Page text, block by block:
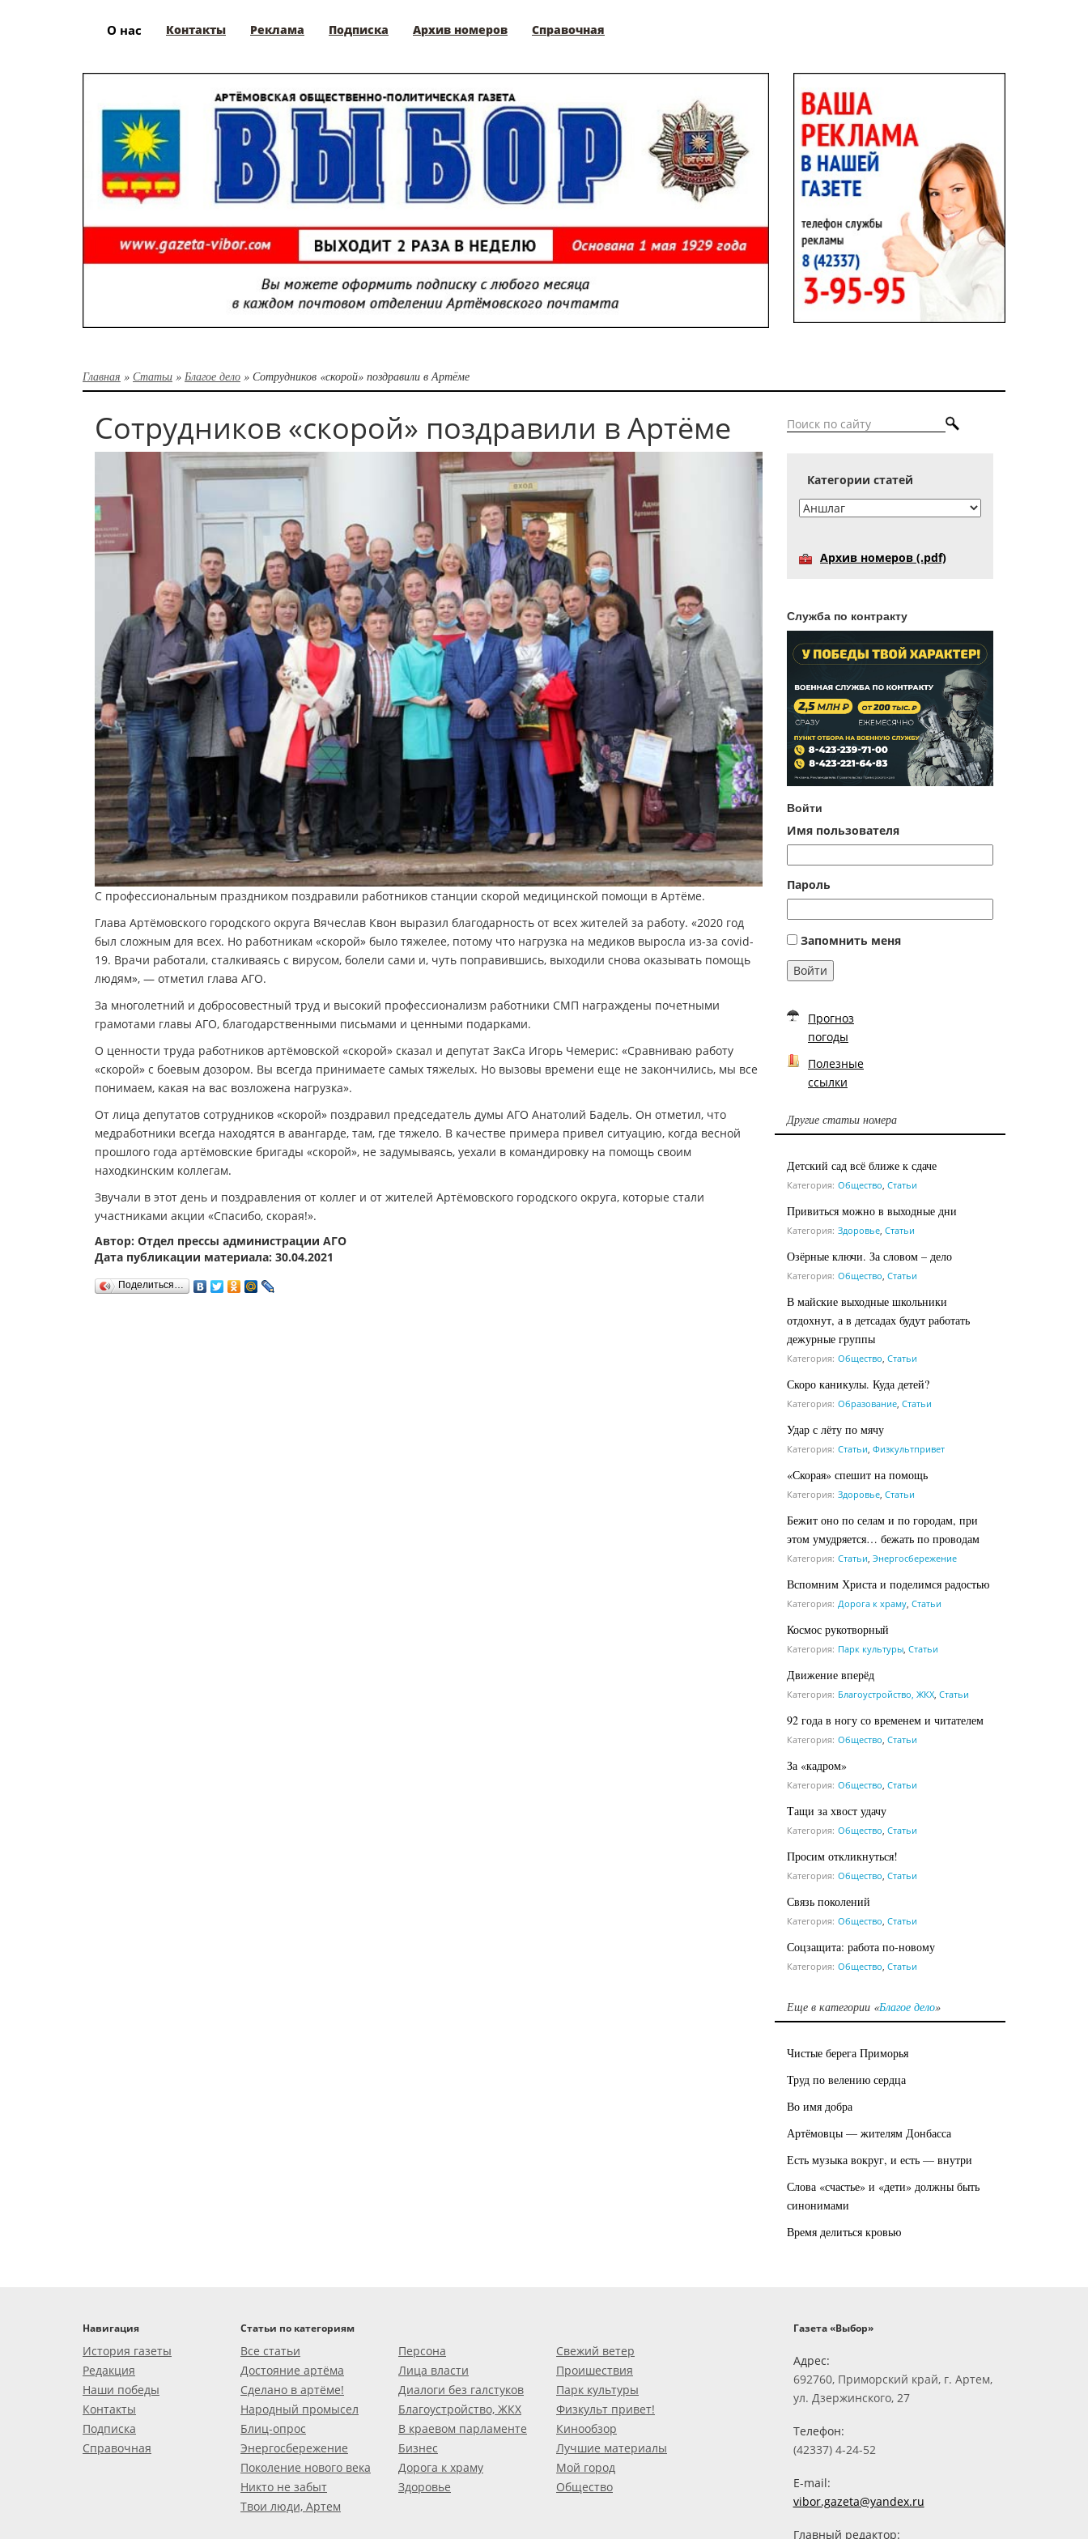
О нас Контакты Реклама Подписка Архив номеров Справочная
Главная » Статьи » Благое дело » Сотрудников «скорой» поздравили в Артёме
Сотрудников «скорой» поздравили в Артёме
С профессиональным праздником поздравили работников станции скорой медицинской помощи в Артёме.
Глава Артёмовского городского округа Вячеслав Квон выразил благодарность от всех жителей за работу. «2020 год
был сложным для всех. Но работникам «скорой» было тяжелее, потому что нагрузка на медиков выросла из-за covid-
19. Врачи работали, сталкиваясь с вирусом, болели сами и, чуть поправившись, выходили снова оказывать помощь
людям», — отметил глава АГО.
За многолетний и добросовестный труд и высокий профессионализм работники СМП награждены почетными
грамотами главы АГО, благодарственными письмами и ценными подарками.
О ценности труда работников артёмовской «скорой» сказал и депутат ЗакСа Игорь Чемерис: «Сравниваю работу
«скорой» с боевым дозором. Вы всегда принимаете самых тяжелых. Но вызовы времени еще не закончились, мы все
понимаем, какая на вас возложена нагрузка».
От лица депутатов сотрудников «скорой» поздравил председатель думы АГО Анатолий Бадель. Он отметил, что
медработники всегда находятся в авангарде, там, где тяжело. В качестве примера привел ситуацию, когда весной
прошлого года артёмовские бригады «скорой», не задумываясь, уехали в командировку на помощь своим
находкинским коллегам.
Звучали в этот день и поздравления от коллег и от жителей Артёмовского городского округа, которые стали
участниками акции «Спасибо, скорая!».
Автор: Отдел прессы администрации АГО
Дата публикации материала: 30.04.2021
Поделиться…
Категории статей
Архив номеров (.pdf)
Служба по контракту
Войти
Имя пользователя
Пароль
Запомнить меня
Войти
Прогноз
погоды
Полезные
ссылки
Другие статьи номера
Детский сад всё ближе к сдаче
Категория: Общество Статьи
Привиться можно в выходные дни
Категория: Здоровье Статьи
Озёрные ключи. За словом – дело
Категория: Общество Статьи
В майские выходные школьники
отдохнут, а в детсадах будут работать
дежурные группы
Категория: Общество Статьи
Скоро каникулы. Куда детей?
Категория: Образование Статьи
Удар с лёту по мячу
Категория: Статьи Физкультпривет
«Скорая» спешит на помощь
Категория: Здоровье Статьи
Бежит оно по селам и по городам, при
этом умудряется… бежать по проводам
Категория: Статьи Энергосбережение
Вспомним Христа и поделимся радостью
Категория: Дорога к храму Статьи
Космос рукотворный
Категория: Парк культуры Статьи
Движение вперёд
Категория: Благоустройство, ЖКХ Статьи
92 года в ногу со временем и читателем
Категория: Общество Статьи
За «кадром»
Категория: Общество Статьи
Тащи за хвост удачу
Категория: Общество Статьи
Просим откликнуться!
Категория: Общество Статьи
Связь поколений
Категория: Общество Статьи
Соцзащита: работа по-новому
Категория: Общество Статьи
Еще в категории «Благое дело»
Чистые берега Приморья
Труд по велению сердца
Во имя добра
Артёмовцы — жителям Донбасса
Есть музыка вокруг, и есть — внутри
Слова «счастье» и «дети» должны быть
синонимами
Время делиться кровью
Навигация
История газеты
Редакция
Наши победы
Контакты
Подписка
Справочная
Статьи по категориям
Все статьи
Достояние артёма
Сделано в артёме!
Народный промысел
Блиц-опрос
Энергосбережение
Поколение нового века
Никто не забыт
Твои люди, Артем
Персона
Лица власти
Диалоги без галстуков
Благоустройство, ЖКХ
В краевом парламенте
Бизнес
Дорога к храму
Здоровье
Свежий ветер
Проишествия
Парк культуры
Физкульт привет!
Кинообзор
Лучшие материалы
Мой город
Общество
Газета «Выбор»
Адрес:
692760, Приморский край, г. Артем,
ул. Дзержинского, 27
Телефон:
(42337) 4-24-52
E-mail:
vibor.gazeta@yandex.ru
Главный редактор: